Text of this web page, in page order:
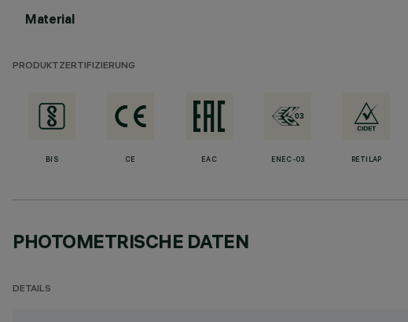
Material
PRODUKTZERTIFIZIERUNG
BIS CE EAC ENEC-03 RETILAP
PHOTOMETRISCHE DATEN
DETAILS